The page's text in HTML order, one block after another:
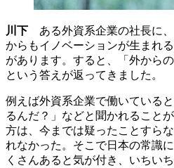
川下 ある外資系企業の社長に
からもイノベーションが生まれ
があります。すると、「外から
という答えが返ってきました。
例えば外資系企業で働いている
るんだ？」などと聞かれること
方は、今までは疑ったことすら
れなかった。そこで日本の常識
くさんあると気が付き、いちい